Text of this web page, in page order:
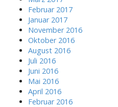
Februar 2017
Januar 2017
November 2016
Oktober 2016
August 2016
Juli 2016
Juni 2016
Mai 2016
April 2016
Februar 2016